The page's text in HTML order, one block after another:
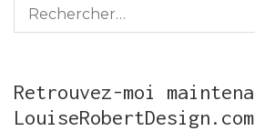
Rechercher :
Retrouvez-moi
LouiseRobertDesign.com